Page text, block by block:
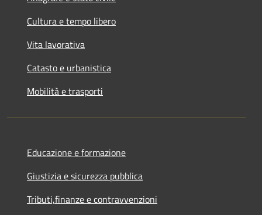
Cultura e tempo libero
Vita lavorativa
Catasto e urbanistica
Mobilità e trasporti
Educazione e formazione
Giustizia e sicurezza pubblica
Tributi,finanze e contravvenzioni